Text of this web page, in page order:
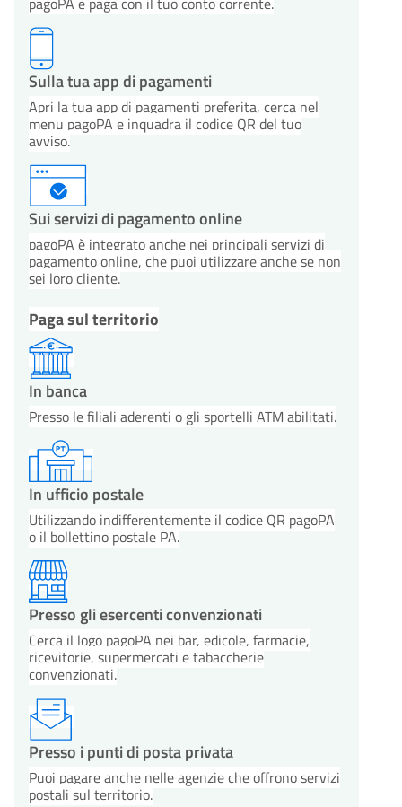
Sulla tua app di pagamenti
Apri la tua app di pagamenti preferita, cerca nel
menu pagoPA e inquadra il codice QR del tuo
avviso.
Sui servizi di pagamento online
pagoPA è integrato anche nei principali servizi di
pagamento online, che puoi utilizzare anche se non
sei loro cliente.
Paga sul territorio
In banca
Presso le filiali aderenti o gli sportelli ATM abilitati.
In ufficio postale
Utilizzando indifferentemente il codice QR pagoPA
o il bollettino postale PA.
Presso gli esercenti convenzionati
Cerca il logo pagoPA nei bar, edicole, farmacie,
ricevitorie, supermercati e tabaccherie
convenzionati.
Presso i punti di posta privata
Puoi pagare anche nelle agenzie che offrono servizi
postali sul territorio.